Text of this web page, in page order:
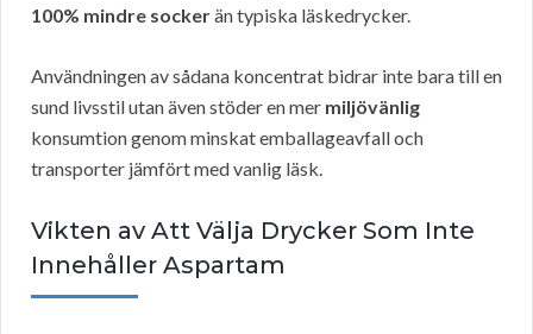
100% mindre sockerän typiska läskedrycker.
Användningen av sådana koncentrat bidrar inte bara till en
sund livsstil utan även stöder en mer miljövänlig
konsumtion genom minskat emballageavfall och
transporter jämfört med vanlig läsk.
Vikten av Att Välja Drycker Som Inte
Innehåller Aspartam